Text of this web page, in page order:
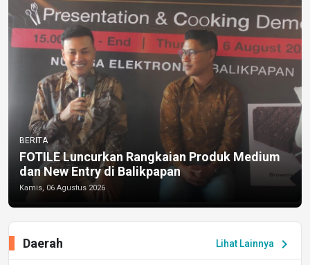
BERITA
FOTILE Luncurkan Rangkaian Produk Medium
dan New Entry di Balikpapan
Kamis, 06 Agustus 2026
Lihat Lainnya chevron_right
Daerah